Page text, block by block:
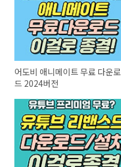
어도비 애니메이트 무료 다운로
드 2024버전